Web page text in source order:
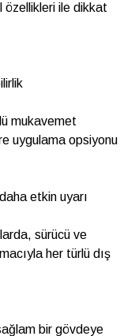
özellikleri ile dikkat
mukavemet
uygulama opsiyonu
etkin uyarı
sürücü ve
her türlü dış
bir gövdeye